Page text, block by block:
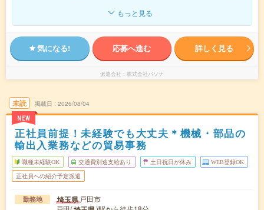
もっと見る
気になる! 応募へ進む 詳しく見る
派遣会社 株式会社パソナ
未読
NEW
掲載日 2026/08/04
正社員前提！未経験でも大丈夫＊機械・部品の
輸出入業務などの貿易事務
職種未経験OK 交通費別途支給あり 土日祝日が休み WEB登録OK
正社員への紹介予定派遣
勤務地 埼玉県 戸田市